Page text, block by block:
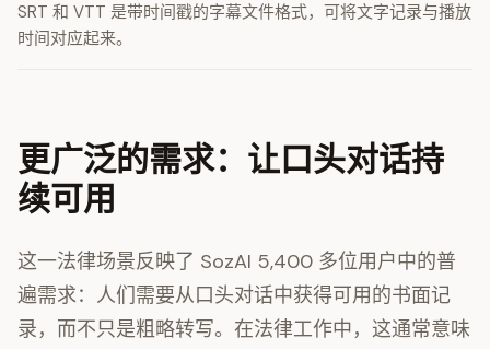
SRT 和 VTT 是带时间戳的字幕文件格式，可将文字记录与播放
时间对应起来。
更广泛的需求：让口头对话持
续可用
这一法律场景反映了 SozAI 5,400 多位用户中的普
遍需求：人们需要从口头对话中获得可用的书面记
录，而不只是粗略转写。在法律工作中，这通常意味